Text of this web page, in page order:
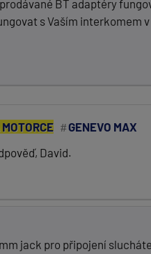
BT adaptéry
s Vaším interkomem
GENEVO MAX
David.
jack pro připojení